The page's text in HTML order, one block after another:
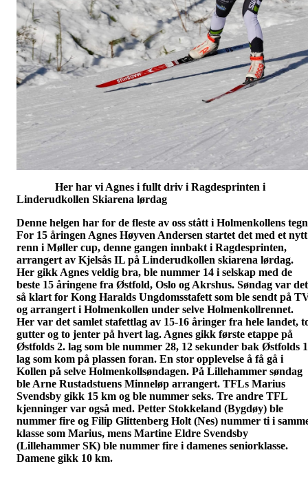
Her har vi Agnes i fullt driv i Ragdesprinten i
Linderudkollen Skiarena lørdag
Denne helgen har for de fleste av oss stått i Holmenkollens
For 15 åringen Agnes Høyven Andersen startet det med et nytt
renn i Møller cup, denne gangen innbakt i Ragdesprinten,
arrangert av Kjelsås IL på Linderudkollen skiarena lørdag.
Her gikk Agnes veldig bra, ble nummer 14 i selskap med de
beste 15 åringene fra Østfold, Oslo og Akrshus. Søndag var det
så klart for Kong Haralds Ungdomsstafett som ble sendt på
og arrangert i Holmenkollen under selve Holmenkollrennet.
Her var det samlet stafettlag av 15-16 åringer fra hele landet,
gutter og to jenter på hvert lag. Agnes gikk første etappe på
Østfolds 2. lag som ble nummer 28, 12 sekunder bak Østfolds
lag som kom på plassen foran. En stor opplevelse å få gå i
Kollen på selve Holmenkollsøndagen. På Lillehammer søndag
ble Arne Rustadstuens Minneløp arrangert. TFLs Marius
Svendsby gikk 15 km og ble nummer seks. Tre andre TFL
kjenninger var også med. Petter Stokkeland (Bygdøy) ble
nummer fire og Filip Glittenberg Holt (Nes) nummer ti i
klasse som Marius, mens Martine Eldre Svendsby
(Lillehammer SK) ble nummer fire i damenes seniorklasse.
Damene gikk 10 km.